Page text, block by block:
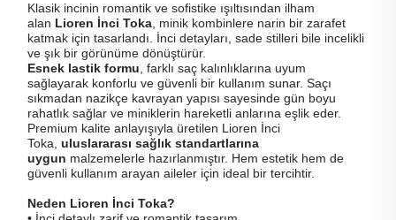
Klasik incinin romantik ve sofistike ışıltısından ilham
alan Lioren İnci Toka, minik kombinlere narin bir zarafet
katmak için tasarlandı. İnci detayları, sade stilleri bile incelikli
ve şık bir görünüme dönüştürür.
Esnek lastik formu, farklı saç kalınlıklarına uyum
sağlayarak konforlu ve güvenli bir kullanım sunar. Saçı
sıkmadan nazikçe kavrayan yapısı sayesinde gün boyu
rahatlık sağlar ve miniklerin hareketli anlarına eşlik eder.
Premium kalite anlayışıyla üretilen Lioren İnci
Toka, uluslararası sağlık standartlarına
uygun malzemelerle hazırlanmıştır. Hem estetik hem de
güvenli kullanım arayan aileler için ideal bir tercihtir.
Neden Lioren İnci Toka?